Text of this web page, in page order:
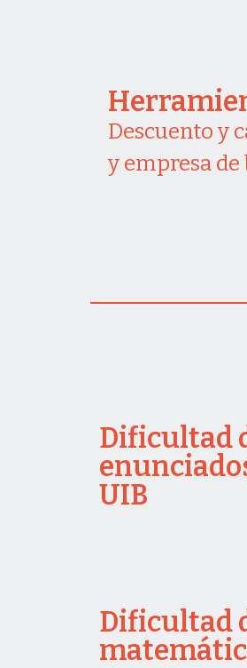
Descuento y
y empresa
Dificultad
UIB
Dificultad